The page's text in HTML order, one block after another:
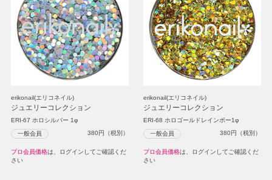
erikonail(エリコネイル)
ジュエリーコレクション
ERI-67 ホロシルバー 1φ
一般会員 380円（税別）
プロ会員価格は、ログインしてご確認くだ
さい
erikonail(エリコネイル)
ジュエリーコレクション
ERI-68 ホロゴールドレインボー1φ
一般会員 380円（税別）
プロ会員価格は、ログインしてご確認くだ
さい